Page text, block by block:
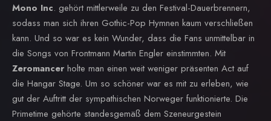
Mono Inc. gehört mittlerweile zu den Festival-Dauerbrennern,
sodass man sich ihren Gothic-Pop Hymnen kaum verschließen
kann. Und so war es kein Wunder, dass die Fans unmittelbar in
die Songs von Frontmann Martin Engler einstimmten. Mit
Zeromancer holte man einen weit weniger präsenten Act auf
die Hangar Stage. Um so schöner war es mit zu erleben, wie
gut der Auftritt der sympathischen Norweger funktionierte. Die
Primetime gehörte standesgemäß dem Szeneurgestein